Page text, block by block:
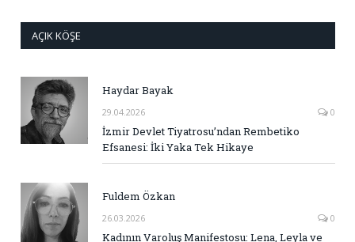
AÇIK KÖŞE
Haydar Bayak
29.04.2026 0
İzmir Devlet Tiyatrosu’ndan Rembetiko
Efsanesi: İki Yaka Tek Hikaye
Fuldem Özkan
26.03.2026 0
Kadının Varoluş Manifestosu: Lena, Leyla ve